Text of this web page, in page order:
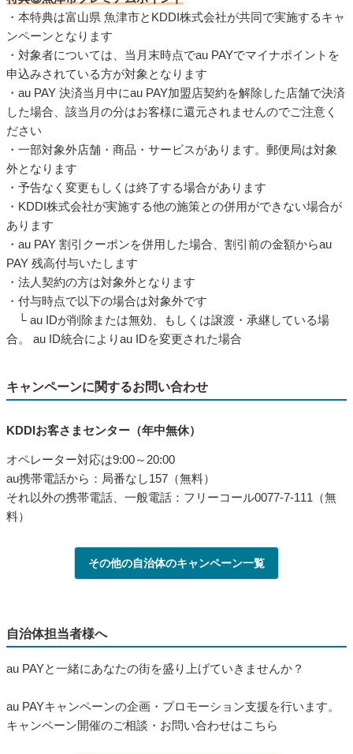
・本特典は富山県 魚津市とKDDI株式会社が共同で実施するキャ
ンペーンとなります
・対象者については、当月末時点でau PAYでマイナポイントを
申込みされている方が対象となります
・au PAY 決済当月中にau PAY加盟店契約を解除した店舗で決済
した場合、該当月の分はお客様に還元されませんのでご注意く
ださい
・一部対象外店舗・商品・サービスがあります。郵便局は対象
外となります
・予告なく変更もしくは終了する場合があります
・KDDI株式会社が実施する他の施策との併用ができない場合が
あります
・au PAY 割引クーポンを併用した場合、割引前の金額からau
PAY 残高付与いたします
・法人契約の方は対象外となります
・付与時点で以下の場合は対象外です
└ au IDが削除または無効、もしくは譲渡・承継している場
合。 au ID統合によりau IDを変更された場合
キャンペーンに関するお問い合わせ
KDDIお客さまセンター（年中無休）
オペレーター対応は9:00～20:00
au携帯電話から：局番なし157（無料）
それ以外の携帯電話、一般電話：フリーコール0077-7-111（無
料）
その他の自治体のキャンペーン一覧
自治体担当者様へ
au PAYと一緒にあなたの街を盛り上げていきませんか？
au PAYキャンペーンの企画・プロモーション支援を行います。
キャンペーン開催のご相談・お問い合わせはこちら